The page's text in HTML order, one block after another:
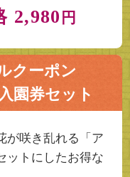
2,980 円
クーポン
園券セット
が咲き乱れる「ア
ットにしたお得な